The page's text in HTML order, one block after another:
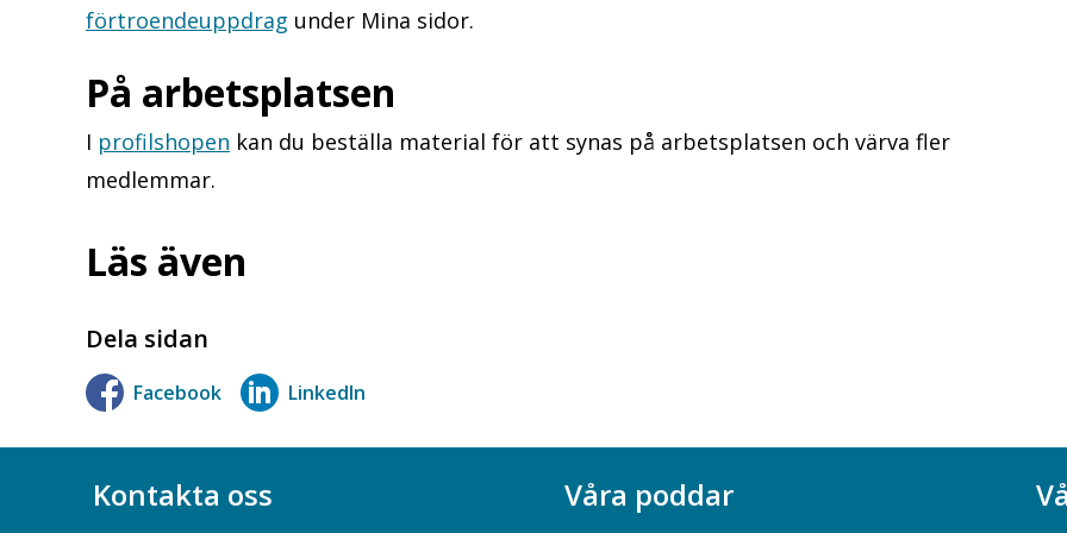
förtroendeuppdrag under Mina sidor.
På arbetsplatsen
I profilshopen kan du beställa material för att synas på arbetsplatsen och värva fler
medlemmar.
Läs även
Dela sidan
Facebook LinkedIn
Kontakta oss Våra poddar